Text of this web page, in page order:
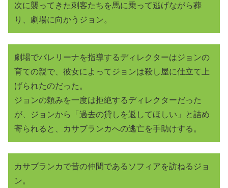
次に襲ってきた刺客たちを馬に乗って逃げながら葬
り、劇場に向かうジョン。
劇場でバレリーナを指導するディレクターはジョンの
育ての親で、彼女によってジョンは殺し屋に仕立て上
げられたのだった。
ジョンの頼みを一度は拒絶するディレクターだった
が、ジョンから「過去の貸しを返してほしい」と詰め
寄られると、カサブランカへの逃亡を手助けする。
カサブランカで昔の仲間であるソフィアを訪ねるジョ
ン。